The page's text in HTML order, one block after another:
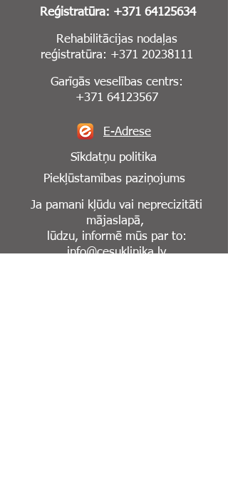
Reģistratūra: +371 64125634
Rehabilitācijas nodaļas
reģistratūra: +371 20238111
Garīgās veselības centrs:
+371 64123567
E-Adrese
Sīkdatņu politika
Piekļūstamības paziņojums
Ja pamani kļūdu vai neprecizitāti
mājaslapā,
lūdzu, informē mūs par to:
info@cesuklinika.lv